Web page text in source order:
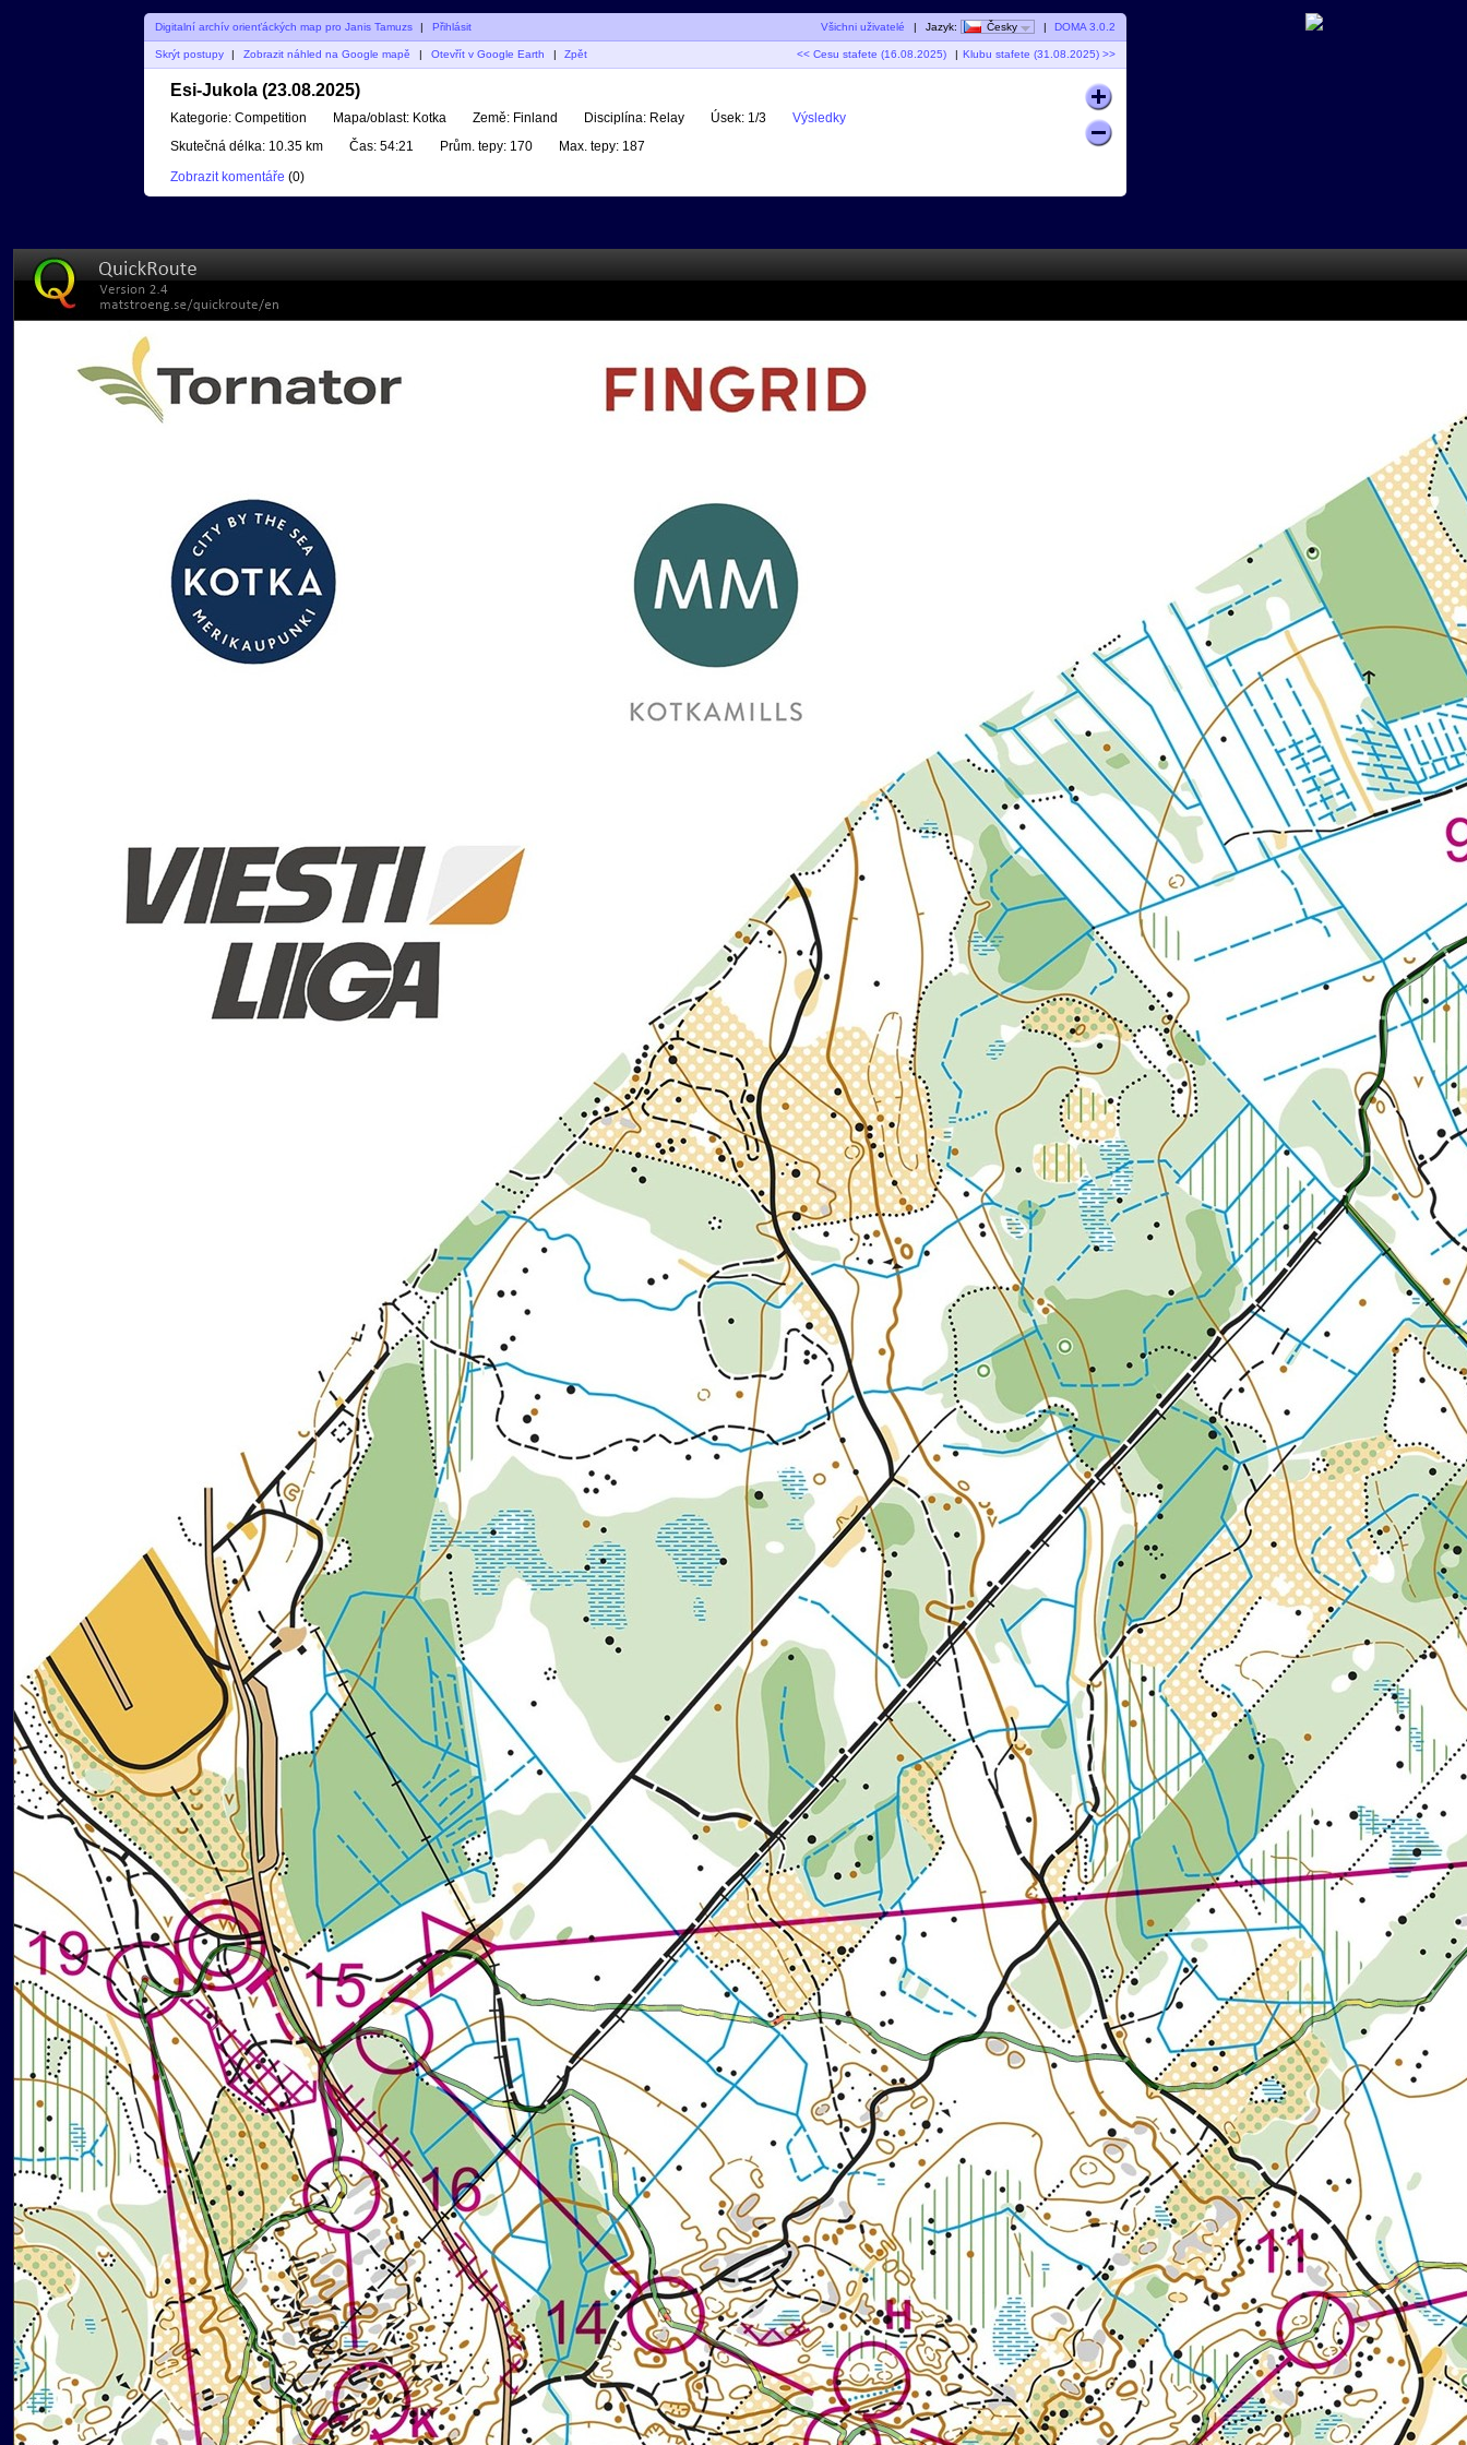
Digitalní archív orienťáckých map pro Janis Tamuzs | Přihlásit Všichni uživatelé | Jazyk: Česky | DOMA 3.0.2
Skrýt postupy Zobrazit náhled na Google mapě Otevřít v Google Earth Zpět << Cesu stafete (16.08.2025) Klubu stafete (31.08.2025) >>
Esi-Jukola (23.08.2025)
Kategorie: Competition Mapa/oblast: Kotka Země: Finland Disciplína: Relay Úsek: 1/3
Výsledky
Skutečná délka: 10.35 km Čas: 54:21 Prům. tepy: 170 Max. tepy: 187
Zobrazit komentáře (0)